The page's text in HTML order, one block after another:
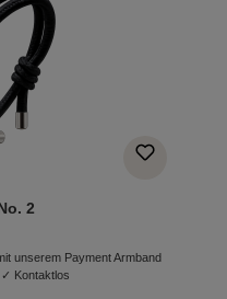
2
unserem Payment Armband
Kontaktlos